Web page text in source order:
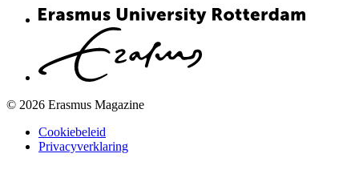
© 2026 Erasmus Magazine
Cookiebeleid
Privacyverklaring